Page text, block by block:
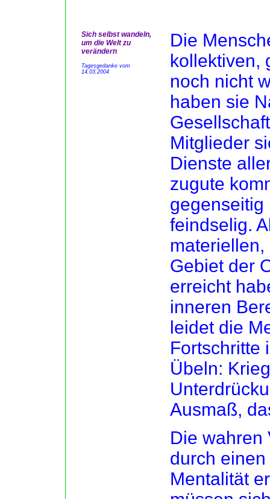
Sich selbst wandeln,
um die Welt zu
verändern
Tagesgedanke vom
14.03.2004
Die
kollektiven,
noch nicht
haben sie
Mitglieder
Dienste
zugute
gegenseitig
feindselig.
Gebiet der
erreicht
inneren
leidet die
Fortschritte
Übeln:
Ausmaß,
Die wahren
durch
Mentalität